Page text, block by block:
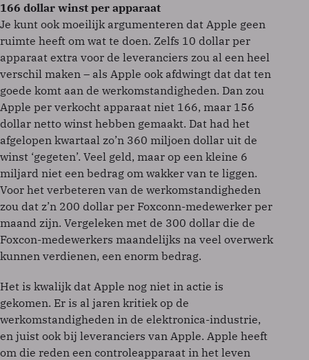
166 dollar winst per apparaat
Je kunt ook moeilijk argumenteren dat Apple geen
ruimte heeft om wat te doen. Zelfs 10 dollar per
apparaat extra voor de leveranciers zou al een heel
verschil maken – als Apple ook afdwingt dat dat ten
goede komt aan de werkomstandigheden. Dan zou
Apple per verkocht apparaat niet 166, maar 156
dollar netto winst hebben gemaakt. Dat had het
afgelopen kwartaal zo’n 360 miljoen dollar uit de
winst ‘gegeten’. Veel geld, maar op een kleine 6
miljard niet een bedrag om wakker van te liggen.
Voor het verbeteren van de werkomstandigheden
zou dat z’n 200 dollar per Foxconn-medewerker per
maand zijn. Vergeleken met de 300 dollar die de
Foxcon-medewerkers maandelijks na veel overwerk
kunnen verdienen, een enorm bedrag.
Het is kwalijk dat Apple nog niet in actie is
gekomen. Er is al jaren kritiek op de
werkomstandigheden in de elektronica-industrie,
en juist ook bij leveranciers van Apple. Apple heeft
om die reden een controleapparaat in het leven